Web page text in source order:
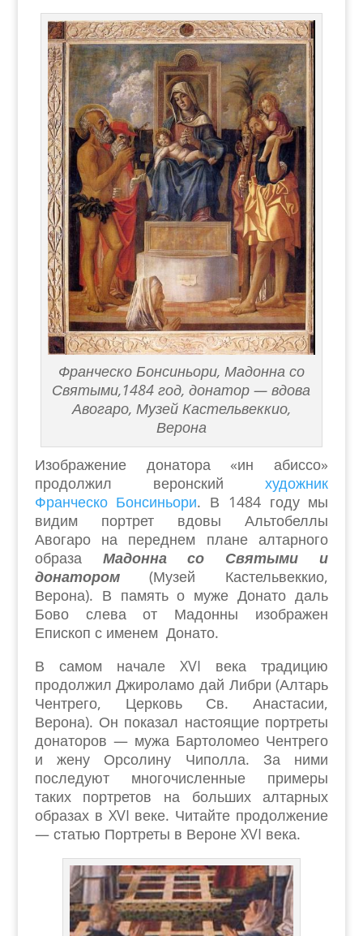
Франческо Бонсиньори, Мадонна со
Святыми,1484 год, донатор — вдова
Авогаро, Музей Кастельвеккио,
Верона
Изображение донатора «ин абиссо»
продолжил веронскийхудожник
Франческо Бонсиньори. В 1484 году мы
видим портрет вдовы Альтобеллы
Авогаро на переднем плане алтарного
образа Мадонна со Святыми и
донатором(Музей Кастельвеккио,
Верона). В память о муже Донато даль
Бово слева от Мадонны изображен
Епископ с именем Донато.
В самом начале XVI века традицию
продолжил Джироламо дай Либри (Алтарь
Чентрего, Церковь Св. Анастасии,
Верона). Он показал настоящие портреты
донаторов — мужа Бартоломео Чентрего
и жену Орсолину Чиполла. За ними
последуют многочисленные примеры
таких портретов на больших алтарных
образах в XVI веке. Читайте продолжение
— статью Портреты в Вероне XVI века.